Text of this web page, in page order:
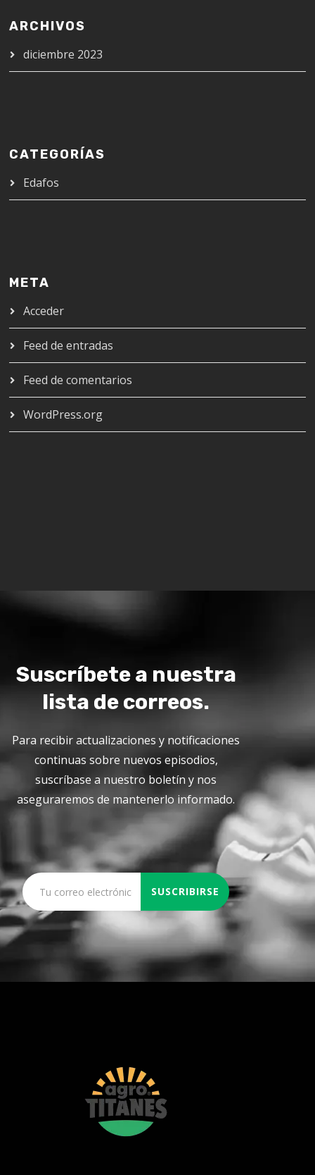
ARCHIVOS
diciembre 2023
CATEGORÍAS
Edafos
META
Acceder
Feed de entradas
Feed de comentarios
WordPress.org
Suscríbete a nuestra
lista de correos.
Para recibir actualizaciones y notificaciones
continuas sobre nuevos episodios,
suscríbase a nuestro boletín y nos
aseguraremos de mantenerlo informado.